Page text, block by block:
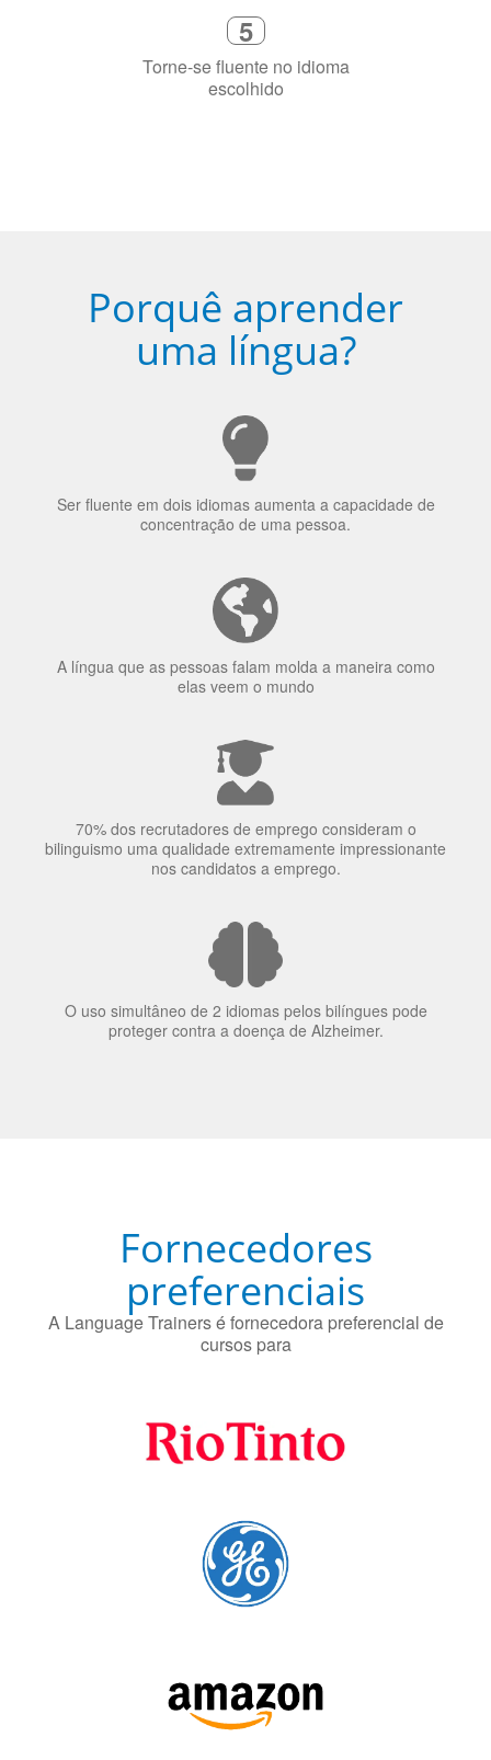
Torne-se fluente no idioma
escolhido
uma língua?
Ser fluente em dois idiomas aumenta a capacidade de
concentração de uma pessoa.
A língua que as pessoas falam molda a maneira como
elas veem o mundo
70% dos recrutadores de emprego consideram o
bilinguismo uma qualidade extremamente impressionante
O uso simultâneo de 2 idiomas pelos bilíngues pode
proteger contra a doença de Alzheimer.
preferenciais
A Language Trainers é fornecedora preferencial de
cursos para